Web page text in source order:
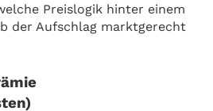
Preislogik hinter einem
der Aufschlag marktgerecht